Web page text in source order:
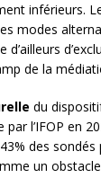
inférieurs.
modes
de la
du
par l’IFOP en
des
un